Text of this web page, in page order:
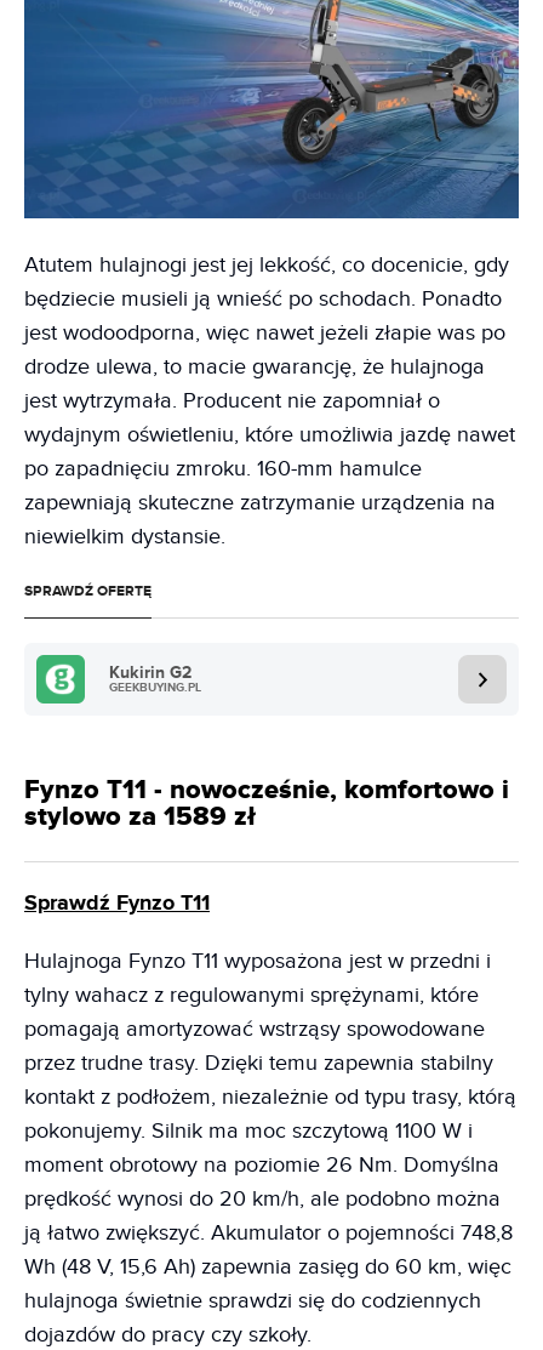
Atutem hulajnogi jest jej lekkość, co docenicie, gdy
będziecie musieli ją wnieść po schodach. Ponadto
jest wodoodporna, więc nawet jeżeli złapie was po
drodze ulewa, to macie gwarancję, że hulajnoga
jest wytrzymała. Producent nie zapomniał o
wydajnym oświetleniu, które umożliwia jazdę nawet
po zapadnięciu zmroku. 160-mm hamulce
zapewniają skuteczne zatrzymanie urządzenia na
niewielkim dystansie.
SPRAWDŹ OFERTĘ
Kukirin G2
GEEKBUYING.PL
Fynzo T11 - nowocześnie, komfortowo i
stylowo za 1589 zł
Sprawdź Fynzo T11
Hulajnoga Fynzo T11 wyposażona jest w przedni i
tylny wahacz z regulowanymi sprężynami, które
pomagają amortyzować wstrząsy spowodowane
przez trudne trasy. Dzięki temu zapewnia stabilny
kontakt z podłożem, niezależnie od typu trasy, którą
pokonujemy. Silnik ma moc szczytową 1100 W i
moment obrotowy na poziomie 26 Nm. Domyślna
prędkość wynosi do 20 km/h, ale podobno można
ją łatwo zwiększyć. Akumulator o pojemności 748,8
Wh (48 V, 15,6 Ah) zapewnia zasięg do 60 km, więc
hulajnoga świetnie sprawdzi się do codziennych
dojazdów do pracy czy szkoły.